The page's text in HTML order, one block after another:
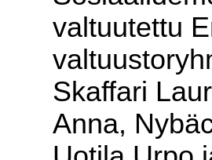
valtuutettu
Skaffari
Anna,